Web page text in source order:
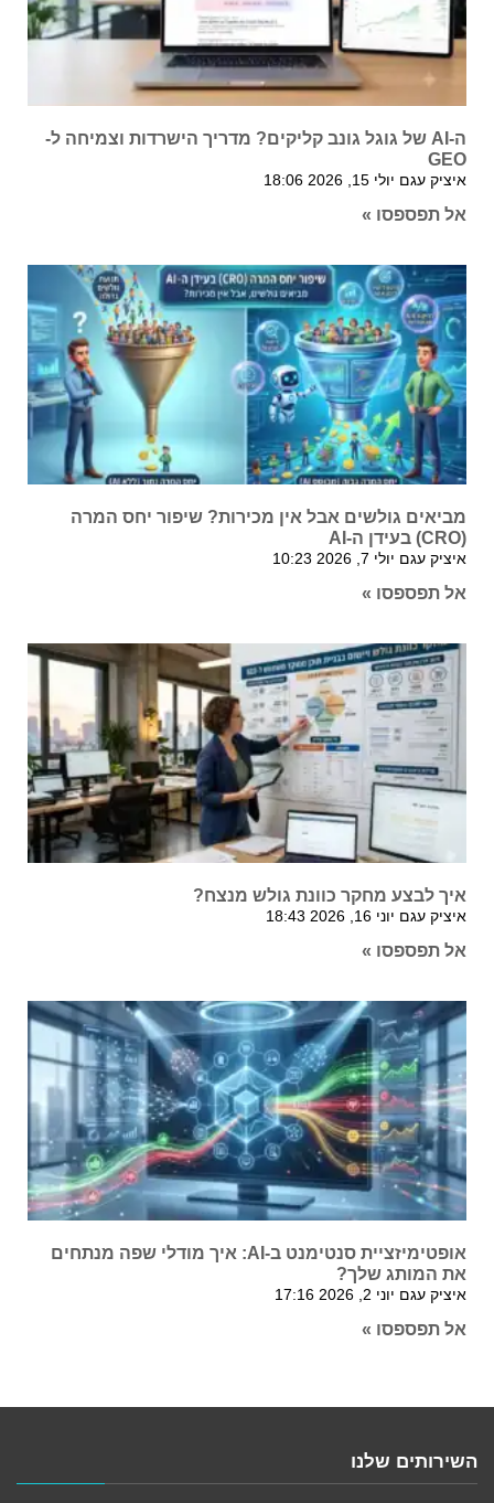
ה-AI של גוגל גונב קליקים? מדריך הישרדות וצמיחה ל-
GEO
איציק עגם יולי 15, 2026 18:06
אל תפספסו »
מביאים גולשים אבל אין מכירות? שיפור יחס המרה
(CRO) בעידן ה-AI
איציק עגם יולי 7, 2026 10:23
אל תפספסו »
איך לבצע מחקר כוונת גולש מנצח?
איציק עגם יוני 16, 2026 18:43
אל תפספסו »
אופטימיזציית סנטימנט ב-AI: איך מודלי שפה מנתחים
את המותג שלך?
איציק עגם יוני 2, 2026 17:16
אל תפספסו »
השירותים שלנו